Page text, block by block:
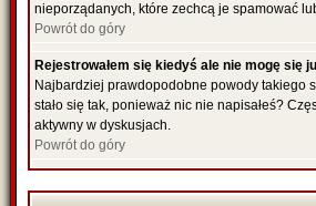
nieporządanych, które zechcą je spamować
Powrót do góry
Rejestrowałem się kiedyś ale nie mogę się
Najbardziej prawdopodobne powody takiego
stało się tak, ponieważ nic nie napisałeś?
aktywny w dyskusjach.
Powrót do góry